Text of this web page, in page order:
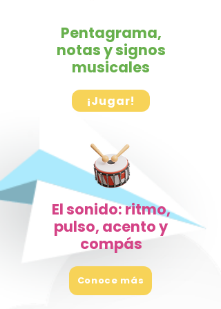
Pentagrama,
notas y signos
musicales
¡Jugar!
El sonido: ritmo,
pulso, acento y
compás
Conoce más